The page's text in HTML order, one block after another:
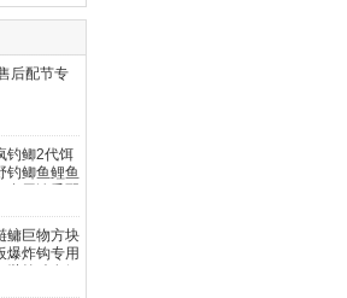
后配节专
钓鲫2代饵
钓鲫鱼鲤鱼
多用浓香配
鳙巨物方块
爆炸钩专用
抛竿酸臭鲤